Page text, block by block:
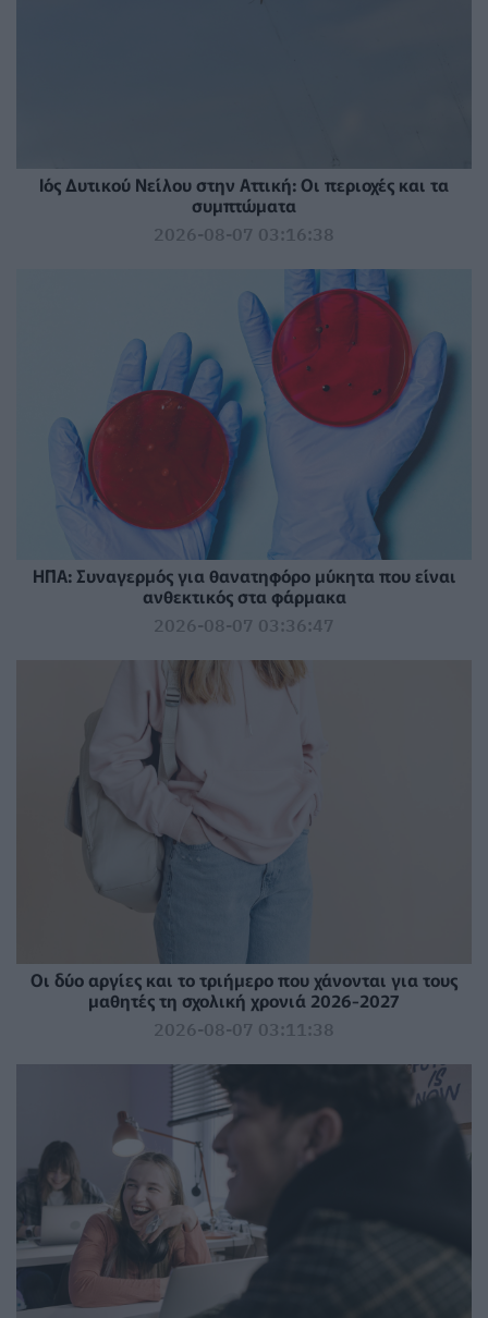
Ιός Δυτικού Νείλου στην Αττική: Οι περιοχές και τα
συμπτώματα
2026-08-07 03:16:38
ΗΠΑ: Συναγερμός για θανατηφόρο μύκητα που είναι
ανθεκτικός στα φάρμακα
2026-08-07 03:36:47
Οι δύο αργίες και το τριήμερο που χάνονται για τους
μαθητές τη σχολική χρονιά 2026-2027
2026-08-07 03:11:38